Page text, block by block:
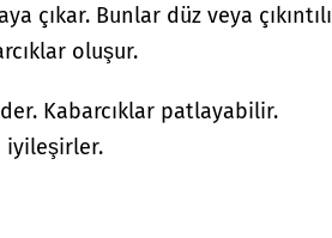
çıkar. Bunlar düz veya çıkıntılı
oluşur.
Kabarcıklar patlayabilir.
iyileşirler.